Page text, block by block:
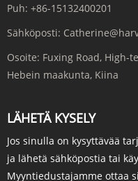
Puh: +86-15132400201
Sähköposti:
Osoite: Fuxing Road, High-
Hebein maakunta, Kiina
LÄHETÄ KYSELY
Jos sinulla on kysyttävää
ja lähetä sähköpostia tai
Myyntiedustajamme ottaa